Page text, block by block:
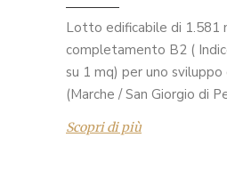
Lotto edificabile di 1.581
completamento B2 (
su 1 mq) per uno sviluppo
(Marche / San Giorgio di
Scopri di più